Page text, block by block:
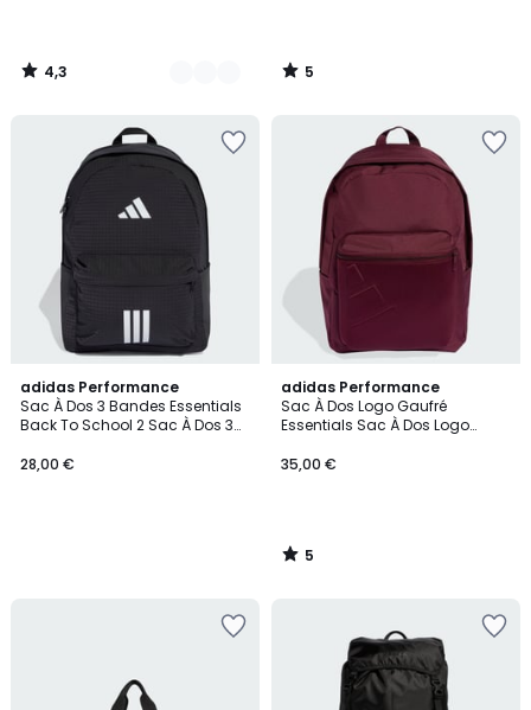
4,3
/
5
/
adidas Performance
Sac À Dos 3 Bandes Essentials
Back To School 2 Sac À Dos 3
School 2
28,00 €
adidas Performance
Sac À Dos Logo Gaufré
Essentials Sac À Dos Logo
35,00 €
5
/
5
5
/